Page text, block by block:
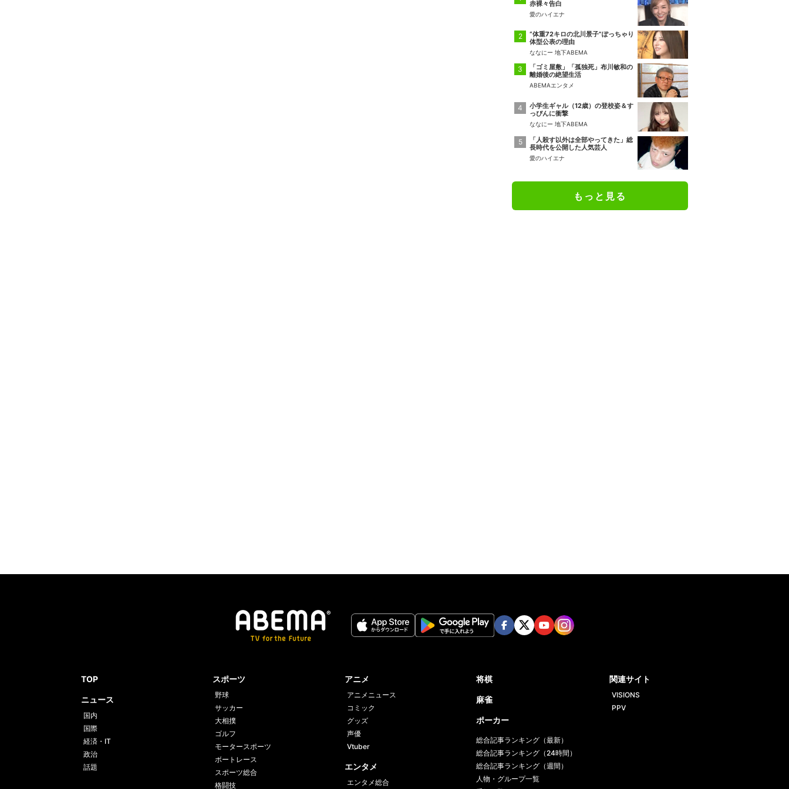
赤裸々告白
愛のハイエナ
“体重72キロの北川景子”ぽっちゃり
体型公表の理由
ななにー 地下ABEMA
「ゴミ屋敷」「孤独死」布川敏和の
離婚後の絶望生活
ABEMAエンタメ
小学生ギャル（12歳）の登校姿＆す
っぴんに衝撃
ななにー 地下ABEMA
「人殺す以外は全部やってきた」総
長時代を公開した人気芸人
愛のハイエナ
もっと見る
TOP
ニュース
国内
国際
経済・IT
政治
話題
スポーツ
野球
サッカー
大相撲
ゴルフ
モータースポーツ
ボートレース
スポーツ総合
格闘技
アニメ
アニメニュース
コミック
グッズ
声優
Vtuber
エンタメ
エンタメ総合
将棋
麻雀
ポーカー
総合記事ランキング（最新）
総合記事ランキング（24時間）
総合記事ランキング（週間）
人物・グループ一覧
関連サイト
VISIONS
PPV